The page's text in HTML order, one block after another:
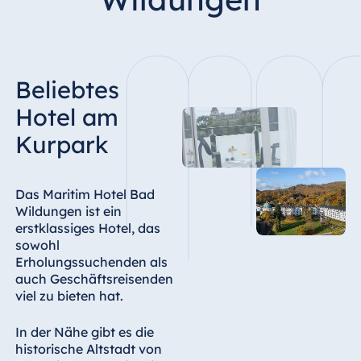
Hotel Dresden
Hotel Düsseldorf
Hotel Frankfurt
Hotel am
Fulda
Airport Hotel
Hannover
Hotel Ingolstadt
Hotel Bellevue
Kiel
Hotel Köln
Hotel
Beliebtes
Hotel am
Kurpark
Das Maritim Hotel Bad
Wildungen ist ein
erstklassiges Hotel, das
sowohl
Erholungssuchenden als
auch Geschäftsreisenden
viel zu bieten hat.
In der Nähe gibt es die
historische Altstadt von